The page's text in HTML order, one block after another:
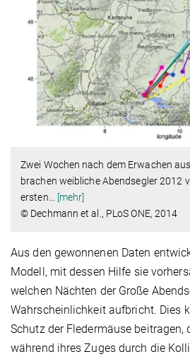
Zwei Wochen nach dem Erwachen
brachen weibliche Abendsegler 2012
ersten
[mehr]
© Dechmann et al., PLoS ONE, 2014
Aus den gewonnenen Daten
Modell, mit dessen Hilfe sie
welchen Nächten der Große
Wahrscheinlichkeit aufbricht. Dies
Schutz der Fledermäuse beitragen,
während ihres Zuges durch die